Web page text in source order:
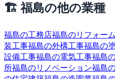
🏗 福島の他の業種
福島の工務店福島のリフォー
装工事福島の外構工事福島の
設備工事福島の電気工事福島
所福島のリノベーション福島